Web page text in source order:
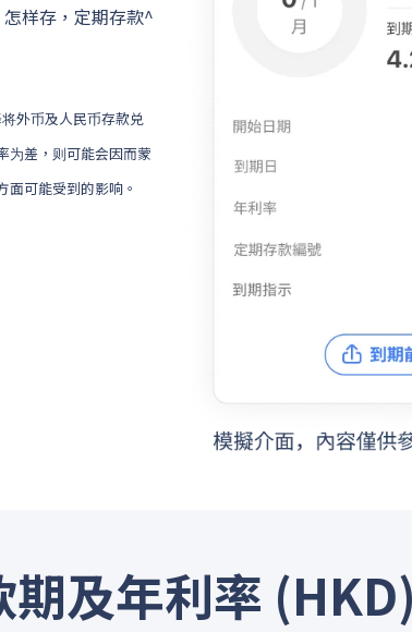
样存，定期存款^
外币及人民币存款兑
为差，则可能会因而蒙
可能受到的影响。
期及年利率